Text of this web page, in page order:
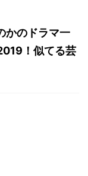
かのドラマ一
！似てる芸